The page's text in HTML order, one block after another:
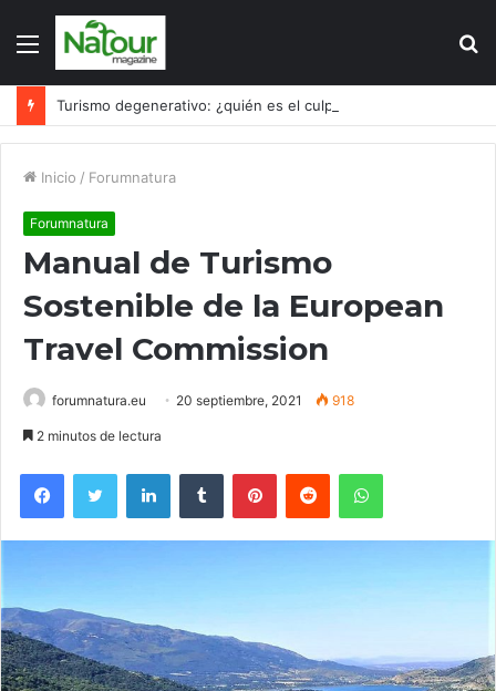
Menú
Inicio / Forumnatura
Forumnatura
Manual de Turismo
Sostenible de la European
Travel Commission
forumnatura.eu 20 septiembre, 2021 918
2 minutos de lectura
FacebookTwitter LinkedInTumblr PinterestReddit WhatsApp